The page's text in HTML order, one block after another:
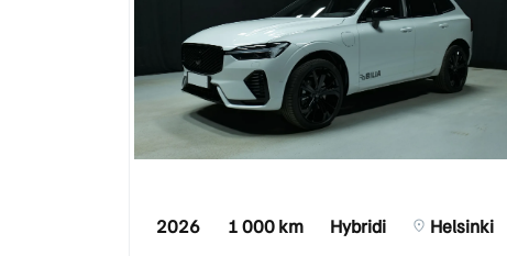
2026 1 000 km Hybridi Helsinki